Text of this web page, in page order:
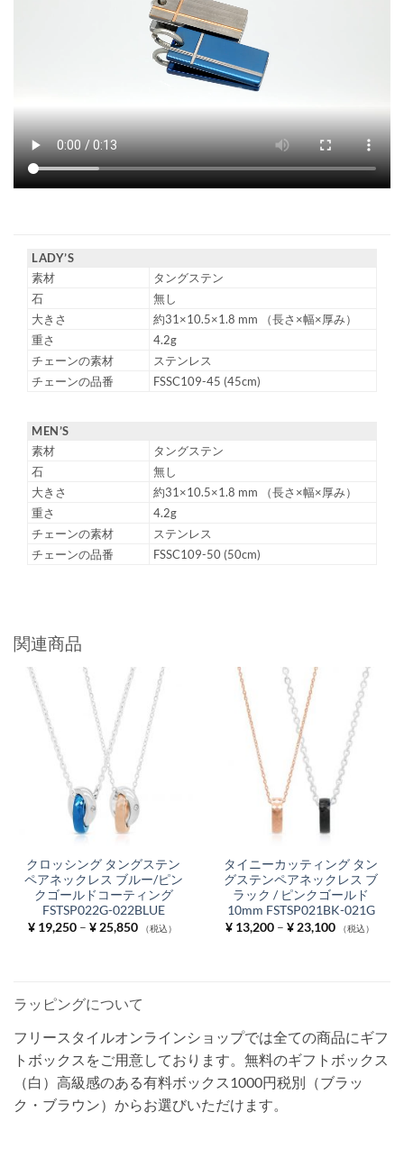
LADY’S
素材
タングステン
石
無し
大きさ
約31×10.5×1.8 mm （長さ×幅×厚み）
重さ
4.2g
チェーンの素材
ステンレス
チェーンの品番
FSSC109-45 (45cm)
MEN’S
素材
タングステン
石
無し
大きさ
約31×10.5×1.8 mm （長さ×幅×厚み）
重さ
4.2g
チェーンの素材
ステンレス
チェーンの品番
FSSC109-50 (50cm)
関連商品
クロッシング タングステン
ペアネックレス ブルー/ピン
クゴールドコーティング
FSTSP022G-022BLUE
¥19,250 – ¥25,850価
格
（税込）
タイニーカッティング タン
グステンペアネックレス ブ
ラック / ピンクゴールド
10mm FSTSP021BK-021G
¥13,200 – ¥23,100価
格
（税込）
ラッピングについて
フリースタイルオンラインショップでは全ての商品にギフ
トボックスをご用意しております。無料のギフトボックス
（白）高級感のある有料ボックス1000円税別（ブラッ
ク・ブラウン）からお選びいただけます。